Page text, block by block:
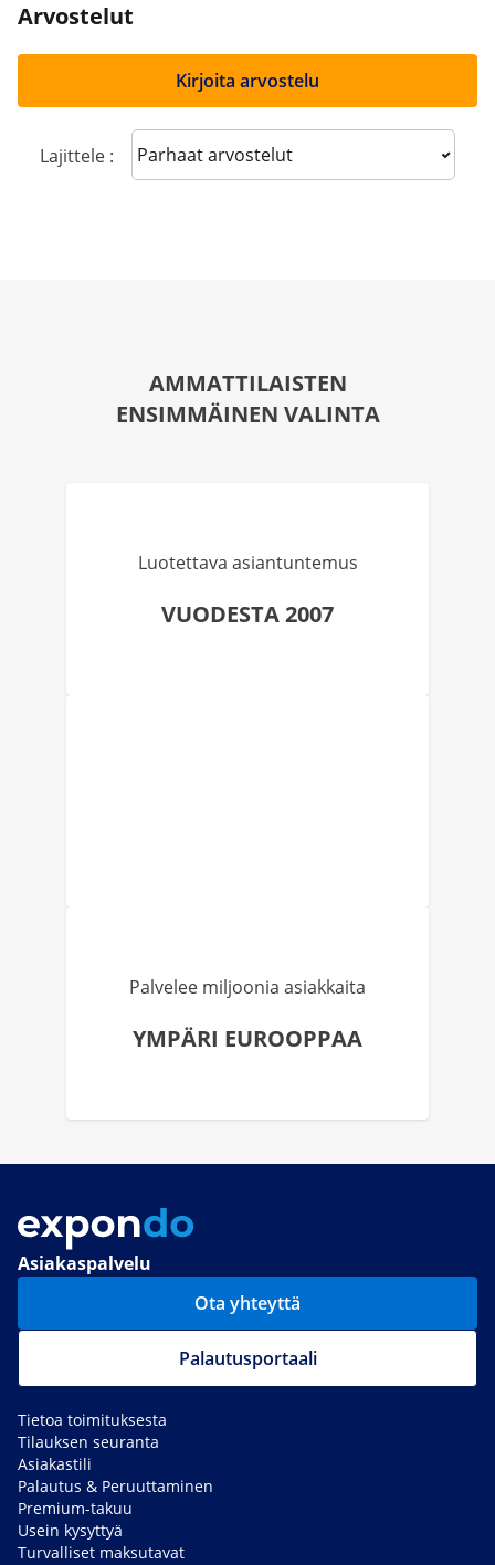
Arvostelut
Kirjoita arvostelu
Lajittele : Sort reviews
AMMATTILAISTEN
ENSIMMÄINEN VALINTA
Luotettava asiantuntemus
VUODESTA 2007
Palvelee miljoonia asiakkaita
YMPÄRI EUROOPPAA
Asiakaspalvelu
Ota yhteyttä
Palautusportaali
Tietoa toimituksesta
Tilauksen seuranta
Asiakastili
Palautus & Peruuttaminen
Premium-takuu
Usein kysyttyä
Turvalliset maksutavat